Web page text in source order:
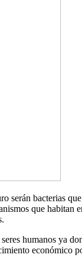
serán bacterias
que habitan
humanos ya
económico